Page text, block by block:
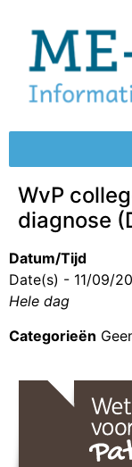
WvP
diagnose
Datum/Tijd
Date(s) - 11/09/
Hele dag
Categorieën